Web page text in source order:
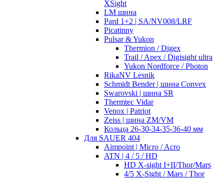
XSight
LM шина
Pard 1+2 | SA/NV008/LRF
Picatinny
Pulsar & Yukon
Thermion / Digex
Trail / Apex / Digisight ultra
Yukon Nordforce / Photon
RikaNV Lesnik
Schmidt Bender | шина Convex
Swarovski | шина SR
Thermtec Vidar
Venox | Patriot
Zeiss | шина ZM/VM
Кольца 26-30-34-35-36-40 мм
Для SAUER 404
Aimpoint | Micro / Acro
ATN | 4 / 5 / HD
HD X-sight I+II/Thor/Mars
4/5 X-Sight / Mars / Thor